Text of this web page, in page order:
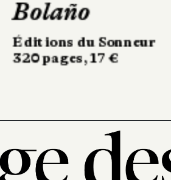
Liana Levi
272 pages, 18 €